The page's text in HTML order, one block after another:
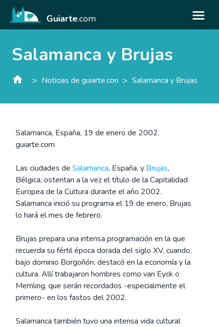
Guiarte.com
Salamanca y Brujas
> Noticias de guiarte.con > Salamanca y Brujas
Salamanca, España, 19 de enero de 2002.
guiarte.com
Las ciudades de Salamanca, España, y Brujas,
Bélgica, ostentan a la vez el título de la Capitalidad
Europea de la Cultura durante el año 2002.
Salamanca inició su programa el 19 de enero, Brujas
lo hará el mes de febrero.
Brujas prepara una intensa programación en la que
recuerda su fértil época dorada del siglo XV, cuando,
bajo dominio Borgoñón, destacó en la economía y la
cultura. Allí trabajaron hombres como van Eyck o
Memling, que serán recordados -especialmente el
primero- en los fastos del 2002.
Salamanca también tuvo una intensa vida cultural